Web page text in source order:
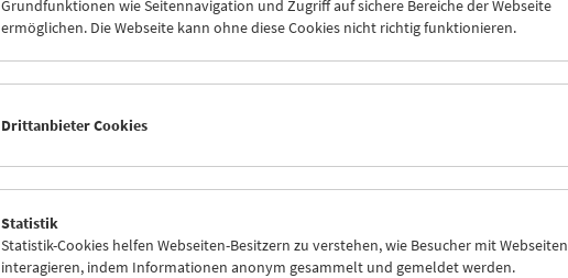
Grundfunktionen wie Seitennavigation und Zugriff auf sichere Bereiche der Webseite
ermöglichen. Die Webseite kann ohne diese Cookies nicht richtig funktionieren.
Drittanbieter Cookies
Statistik
Statistik-Cookies helfen Webseiten-Besitzern zu verstehen, wie Besucher mit Webseiten
interagieren, indem Informationen anonym gesammelt und gemeldet werden.